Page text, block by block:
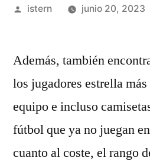
Publicado
istern junio 20, 2023
Además, también
los jugadores estrella
equipo e incluso
fútbol que ya no juegan
cuanto al coste, el rango